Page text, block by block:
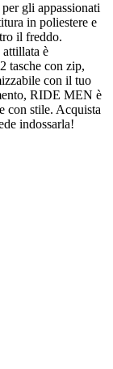
gli appassionati
in poliestere e
il freddo.
è
tasche con zip,
con il tuo
RIDE MEN è
con stile. Acquista
indossarla!